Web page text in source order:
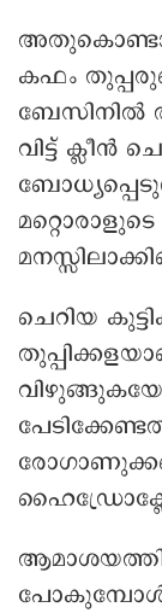
കഫം
ബേസിനിൽ
വിട്ട് ക്ലീൻ
ചെറിയ
പോകുമ്പോൾ